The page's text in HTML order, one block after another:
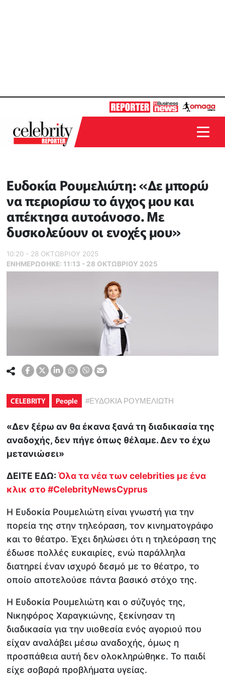
Ευδοκία Ρουμελιώτη: «Δε μπορώ
να περιορίσω το άγχος μου και
απέκτησα αυτοάνοσο. Με
δυσκολεύουν οι ενοχές μου»
10:20 - 28 ΟΚΤΩΒΡΙΟΥ 2025
ΕΝΗΜΕΡΏΘΗΚΕ: 11:13 - 28 ΟΚΤΩΒΡΙΟΥ 2025
CELEBRITY People #ΕΥΔΟΚΙΑ ΡΟΥΜΕΛΙΩΤΗ
«Δεν ξέρω αν θα έκανα ξανά τη διαδικασία της
αναδοχής, δεν πήγε όπως θέλαμε. Δεν το έχω
μετανιώσει»
ΔΕΙΤΕ ΕΔΩ:Όλα τα νέα των celebrities με ένα
κλικ στο #CelebrityNewsCyprus
Η Ευδοκία Ρουμελιώτη είναι γνωστή για την
πορεία της στην τηλεόραση, τον κινηματογράφο
και το θέατρο. Έχει δηλώσει ότι η τηλεόραση της
έδωσε πολλές ευκαιρίες, ενώ παράλληλα
διατηρεί έναν ισχυρό δεσμό με το θέατρο, το
οποίο αποτελούσε πάντα βασικό στόχο της.
Η Ευδοκία Ρουμελιώτη και ο σύζυγός της,
Νικηφόρος Χαραγκιώνης, ξεκίνησαν τη
διαδικασία για την υιοθεσία ενός αγοριού που
είχαν αναλάβει μέσω αναδοχής, όμως η
προσπάθεια αυτή δεν ολοκληρώθηκε. Το παιδί
είχε σοβαρά προβλήματα υγείας.